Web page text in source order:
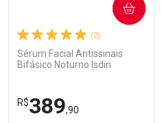
Comprar sem Desconto
Comprar sem Desconto
(2)
Sérum Facial Antissinais
Bifásico Noturno Isdin
R$389,90
COMPRAR